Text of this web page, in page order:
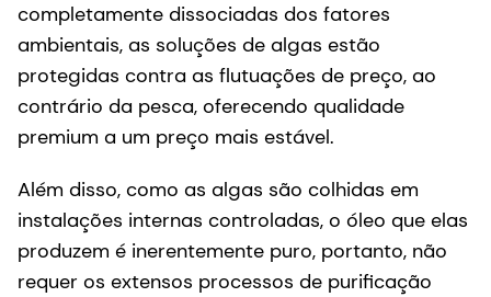
completamente dissociadas dos fatores
ambientais, as soluções de algas estão
protegidas contra as flutuações de preço, ao
contrário da pesca, oferecendo qualidade
premium a um preço mais estável.
Além disso, como as algas são colhidas em
instalações internas controladas, o óleo que elas
produzem é inerentemente puro, portanto, não
requer os extensos processos de purificação